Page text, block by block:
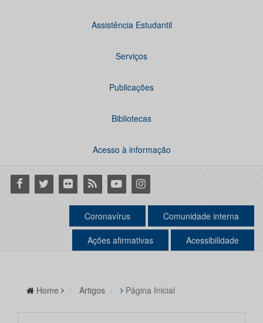
Assistência Estudantil
Serviços
Publicações
Bibliotecas
Acesso à informação
Facebook
Twitter Flickr RSS YoutubeInstagram
Coronavírus Comunidade interna
Ações afirmativas Acessibilidade
Home Artigos Página Inicial